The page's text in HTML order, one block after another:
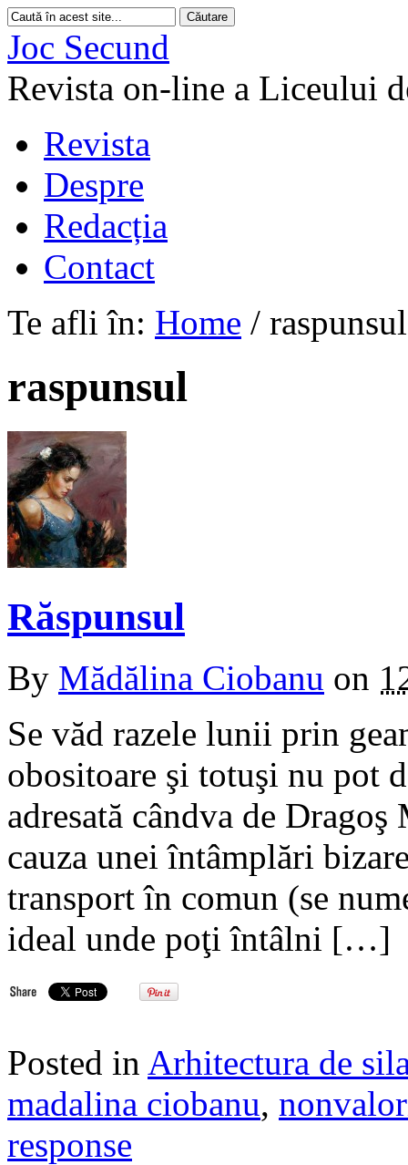
Joc Secund
Revista on-line a Liceului
Revista
Despre
Redacția
Contact
Te afli în: Home / raspunsul
raspunsul
Răspunsul
By Mădălina Ciobanu on
Se văd razele lunii prin
obositoare şi totuşi nu pot
adresată cândva de
cauza unei întâmplări
transport în comun (se
ideal unde poţi întâlni […]
Posted in Arhitectura de
madalina ciobanu,
response